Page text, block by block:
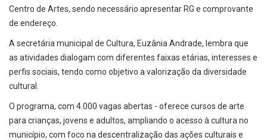
Centro de Artes, sendo necessário apresentar RG e comprovante
de endereço.
A secretária municipal de Cultura, Euzânia Andrade, lembra que
as atividades dialogam com diferentes faixas etárias, interesses e
perfis sociais, tendo como objetivo a valorização da diversidade
cultural.
O programa, com 4.000 vagas abertas - oferece cursos de arte
para crianças, jovens e adultos, ampliando o acesso à cultura no
município, com foco na descentralização das ações culturais e